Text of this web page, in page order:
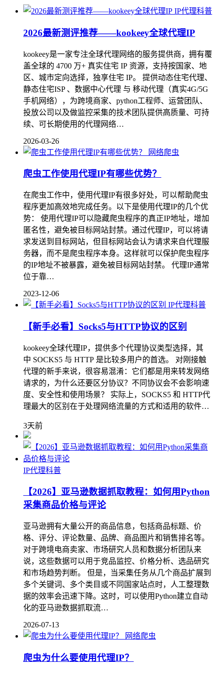
IP代理科普
2026最新测评推荐——kookeey全球代理IP
kookeey是一家专注全球代理网络的服务提供商，拥有覆
盖全球的 4700 万+ 真实住宅 IP 资源，支持按国家、地
区、城市定向选择，独享住宅 IP。 提供动态住宅代理、
静态住宅ISP 、数据中心代理 与 移动代理（真实4G/5G
手机网络），为跨境商家、python工程师、运营团队、
投放公司以及做监控采集的技术团队提供高质量、可持
续、可长期使用的代理网络…
2026-03-26
网络爬虫
爬虫工作使用代理IP有哪些优势？
在爬虫工作中，使用代理IP有很多好处，可以帮助爬虫
程序更加高效地完成任务。以下是使用代理IP的几个优
势： 使用代理IP可以隐藏爬虫程序的真正IP地址，增加
匿名性，避免被目标网站封禁。通过代理IP，可以将请
求发送到目标网站，但目标网站会认为请求来自代理服
务器，而不是爬虫程序本身。这样就可以保护爬虫程序
的IP地址不被暴露，避免被目标网站封禁。 代理IP通常
位于靠…
2023-12-06
IP代理科普
【新手必看】Socks5与HTTP协议的区别
kookeey全球代理IP，提供多个代理协议类型选择，其
中 SOCKS5 与 HTTP 是比较多用户的首选。 对刚接触
代理的新手来说，很容易混淆：它们都是用来转发网络
请求的，为什么还要区分协议？不同协议会不会影响速
度、安全性和使用场景？ 实际上，SOCKS5 和 HTTP代
理最大的区别在于处理网络流量的方式和适用的软件…
3天前
IP代理科普
【2026】亚马逊数据抓取教程：如何用Python
采集商品价格与评论
亚马逊拥有大量公开的商品信息，包括商品标题、价
格、评分、评论数量、品牌、商品图片和销售排名等。
对于跨境电商卖家、市场研究人员和数据分析团队来
说，这些数据可以用于竞品监控、价格分析、选品研究
和市场趋势判断。 但是，当采集任务从几个商品扩展到
多个关键词、多个类目或不同国家站点时，人工整理数
据的效率会迅速下降。这时，可以使用Python建立自动
化的亚马逊数据抓取流…
2026-07-13
网络爬虫
爬虫为什么要使用代理IP？